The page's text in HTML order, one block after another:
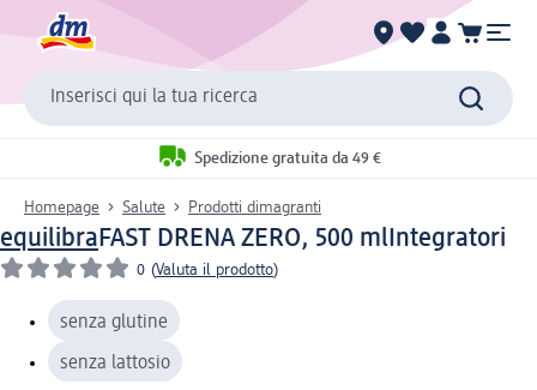
Inserisci qui la tua ricerca
Spedizione gratuita da 49 €
Homepage Salute Prodotti dimagranti
equilibraFAST DRENA ZERO, 500 ml Integratori
0 (Valuta il prodotto)
senza glutine
senza lattosio